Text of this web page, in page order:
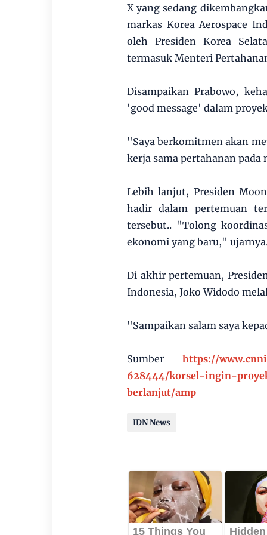
X yang sedang
markas Korea Aerospace
oleh Presiden Korea
termasuk Menteri
Disampaikan Prabowo,
'good message' dalam
"Saya berkomitmen akan
kerja sama pertahanan pada
Lebih lanjut, Presiden
hadir dalam pertemuan
tersebut.. "Tolong
ekonomi yang baru,"
Di akhir pertemuan,
Indonesia, Joko Widodo
"Sampaikan salam saya
Sumber https://
628444/korsel-ingin-
berlanjut/amp
IDN News